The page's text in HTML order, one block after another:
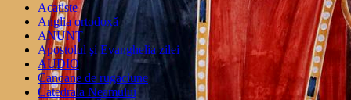
Acatiste
Anglia ortodoxă
ANUNŢ
Apostolul şi Evanghelia zilei
AUDIO
Canoane de rugaciune
Catedrala Neamului